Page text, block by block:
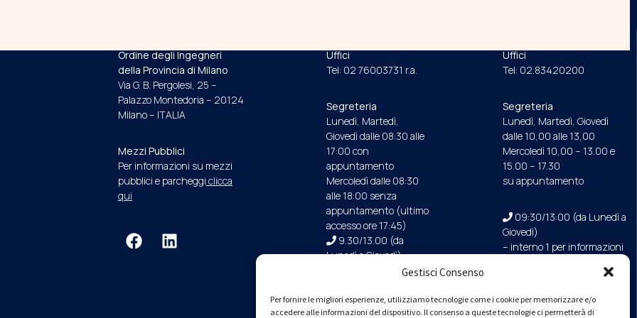
Gestisci Consenso
Per fornire le migliori esperienze, utilizziamo tecnologie come i cookie per memorizzare e/o
accedere alle informazioni del dispositivo. Il consenso a queste tecnologie ci permetterà di
Ordine degli Ingegneri
della Provincia di Milano
Via G. B. Pergolesi, 25 –
Palazzo Montedoria – 20124
Milano – ITALIA
Mezzi Pubblici
Per informazioni su mezzi
pubblici e parcheggi clicca
qui
Uffici
Tel: 02 76003731 r.a.
Segreteria
Lunedì, Martedì,
Giovedì dalle 08:30 alle
17:00 con
appuntamento
Mercoledì dalle 08:30
alle 18:00 senza
appuntamento (ultimo
accesso ore 17:45)
9.30/13.00 (da
Lunedì a Giovedì)
ordine.milano@ingpec.e
Uffici
Tel: 02.83420200
Segreteria
Lunedì, Martedì, Giovedì
dalle 10,00 alle 13,00
Mercoledì 10,00 – 13.00 e
15.00 – 17.30
su appuntamento
09:30/13:00 (da Lunedì a
Giovedì)
– interno 1 per informazioni